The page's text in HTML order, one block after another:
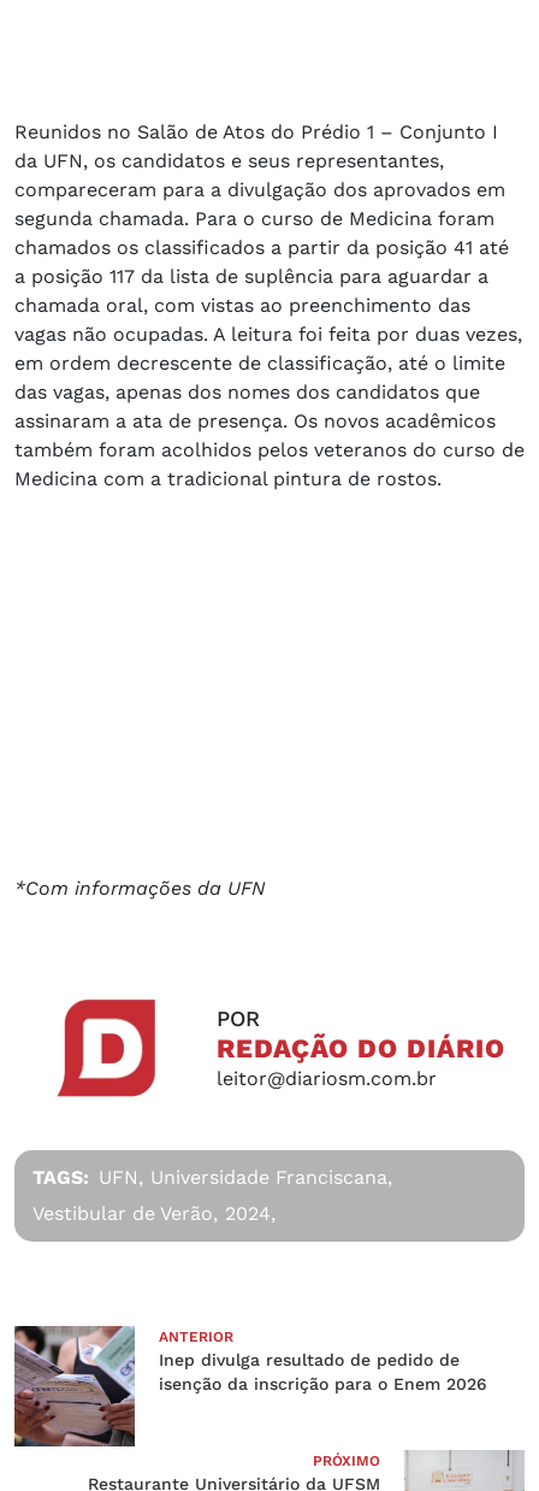
Reunidos no Salão de Atos do Prédio 1 – Conjunto I
da UFN, os candidatos e seus representantes,
compareceram para a divulgação dos aprovados em
segunda chamada. Para o curso de Medicina foram
chamados os classificados a partir da posição 41 até
a posição 117 da lista de suplência para aguardar a
chamada oral, com vistas ao preenchimento das
vagas não ocupadas. A leitura foi feita por duas vezes,
em ordem decrescente de classificação, até o limite
das vagas, apenas dos nomes dos candidatos que
assinaram a ata de presença. Os novos acadêmicos
também foram acolhidos pelos veteranos do curso de
Medicina com a tradicional pintura de rostos.
*Com informações da UFN
POR
REDAÇÃO DO DIÁRIO
leitor@diariosm.com.br
TAGS: UFN, Universidade Franciscana,
Vestibular de Verão, 2024,
ANTERIOR
Inep divulga resultado de pedido de
isenção da inscrição para o Enem 2026
PRÓXIMO
Restaurante Universitário da UFSM